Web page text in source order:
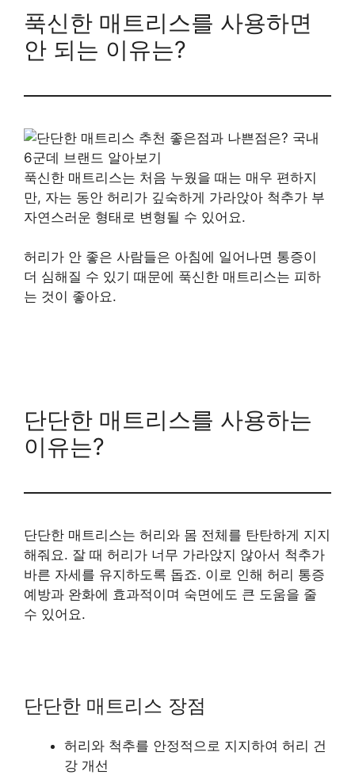
푹신한 매트리스를 사용하면
안 되는 이유는?
푹신한 매트리스는 처음 누웠을 때는 매우 편하지
만, 자는 동안 허리가 깊숙하게 가라앉아 척추가 부
자연스러운 형태로 변형될 수 있어요.
허리가 안 좋은 사람들은 아침에 일어나면 통증이
더 심해질 수 있기 때문에 푹신한 매트리스는 피하
는 것이 좋아요.
단단한 매트리스를 사용하는
이유는?
단단한 매트리스는 허리와 몸 전체를 탄탄하게 지지
해줘요. 잘 때 허리가 너무 가라앉지 않아서 척추가
바른 자세를 유지하도록 돕죠. 이로 인해 허리 통증
예방과 완화에 효과적이며 숙면에도 큰 도움을 줄
수 있어요.
단단한 매트리스 장점
허리와 척추를 안정적으로 지지하여 허리 건
강 개선